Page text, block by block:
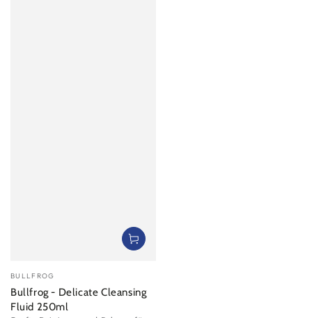
Verkäufer/in:
BULLFROG
Bullfrog - Delicate Cleansing
Fluid 250ml